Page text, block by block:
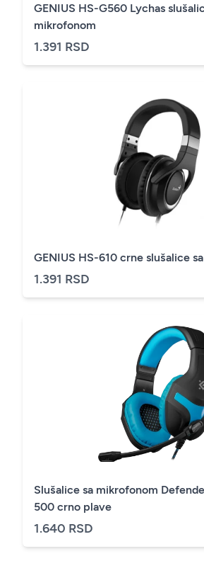
GENIUS HS-G560 Lychas
mikrofonom
1.391 RSD
GENIUS HS-610 crne slušalice
1.391 RSD
Slušalice sa mikrofonom
500 crno plave
1.640 RSD